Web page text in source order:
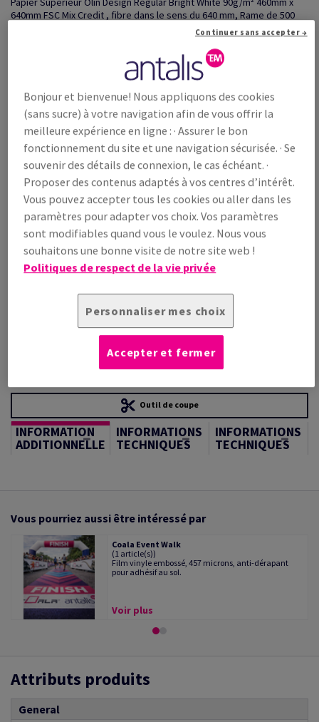
640mm FSC Mix Credit , fibre dans le sens du 640 mm, Rame de 500
Promotions: Offre temporaire! Jusqu'à 20% de remise sur
Prix TTC
€ 347,43 22,22% OFF
WEB Prix promo TTC
€ 270,24
/ 1 000 feuille(s)
(26,5 kg )
EN STOCK
Guide des quantités
paquet(s)
Outil de coupe
INFORMATION
ADDITIONNELLE
INFORMATIONS
TECHNIQUES
INFORMATIONS
TECHNIQUES
Vous pourriez aussi être intéressé par
Coala Event Walk
(1 article(s))
Film vinyle embossé, 457 microns, anti-dérapant
pour adhésif au sol.
Voir plus
Attributs produits
General
Bonjour et bienvenue! Nous appliquons des cookies
(sans sucre) à votre navigation afin de vous offrir la
meilleure expérience en ligne : · Assurer le bon
fonctionnement du site et une navigation sécurisée. · Se
souvenir des détails de connexion, le cas échéant. ·
Proposer des contenus adaptés à vos centres d’intérêt.
Vous pouvez accepter tous les cookies ou aller dans les
paramètres pour adapter vos choix. Vos paramètres
sont modifiables quand vous le voulez. Nous vous
souhaitons une bonne visite de notre site web !
Politiques de respect de la vie privée
Personnaliser mes choix
Continuer sans accepter →
Accepter et fermer